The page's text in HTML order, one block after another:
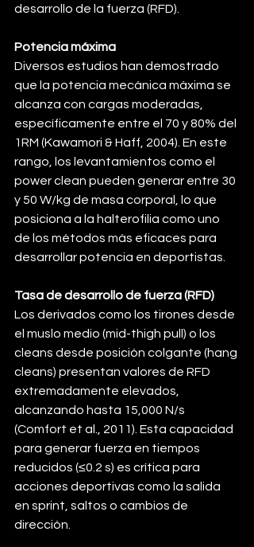
desarrollo de la fuerza (RFD).
Potencia máxima
Diversos estudios han demostrado
que la potencia mecánica máxima se
alcanza con cargas moderadas,
específicamente entre el 70 y 80% del
1RM (Kawamori & Haff, 2004). En este
rango, los levantamientos como el
power clean pueden generar entre 30
y 50 W/kg de masa corporal, lo que
posiciona a la halterofilia como uno
de los métodos más eficaces para
desarrollar potencia en deportistas.
Tasa de desarrollo de fuerza (RFD)
Los derivados como los tirones desde
el muslo medio (mid-thigh pull) o los
cleans desde posición colgante (hang
cleans) presentan valores de RFD
extremadamente elevados,
alcanzando hasta 15,000 N/s
(Comfort et al., 2011). Esta capacidad
para generar fuerza en tiempos
reducidos (≤0.2 s) es crítica para
acciones deportivas como la salida
en sprint, saltos o cambios de
dirección.